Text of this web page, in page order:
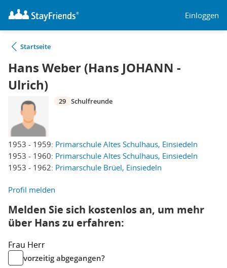
Einloggen
Startseite
Hans Weber (Hans JOHANN -
Ulrich)
1953 - 1959: Primarschule Altes Schulhaus, Einsiedeln
1953 - 1960: Primarschule Altes Schulhaus, Einsiedeln
1953 - 1962: Primarschule Brüel, Einsiedeln
29 Schulfreunde
Profil melden
Melden Sie sich kostenlos an, um mehr
über Hans zu erfahren:
Frau Herr
vorzeitig abgegangen?